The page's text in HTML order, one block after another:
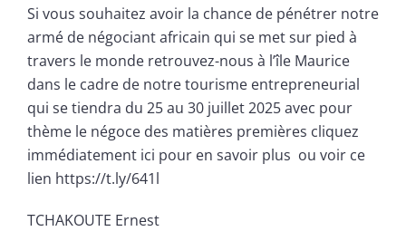
Si vous souhaitez avoir la chance de pénétrer notre
armé de négociant africain qui se met sur pied à
travers le monde retrouvez-nous à l’île Maurice
dans le cadre de notre tourisme entrepreneurial
qui se tiendra du 25 au 30 juillet 2025 avec pour
thème le négoce des matières premières cliquez
immédiatement ici pour en savoir plus ou voir ce
lien https://t.ly/641l
TCHAKOUTE Ernest